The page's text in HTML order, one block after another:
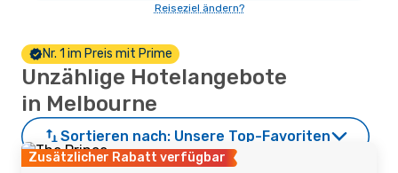
Reiseziel ändern?
Nr. 1 im Preis mit Prime
Unzählige Hotelangebote
in Melbourne
Sortieren nach: Unsere Top-Favoriten
Zusätzlicher Rabatt verfügbar